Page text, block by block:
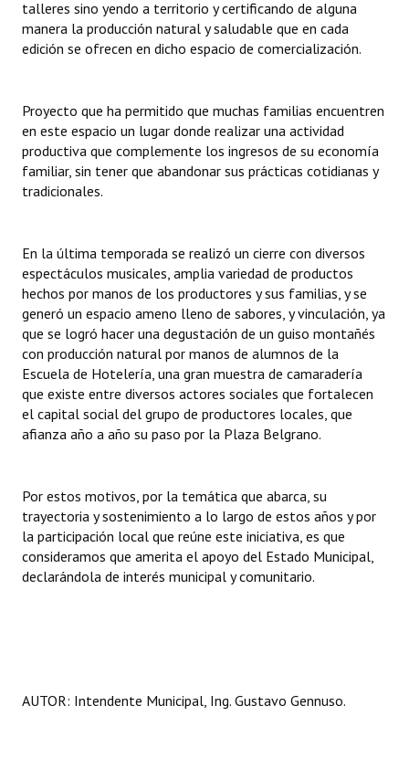
talleres sino yendo a territorio y certificando de alguna
manera la producción natural y saludable que en cada
edición se ofrecen en dicho espacio de comercialización.
Proyecto que ha permitido que muchas familias encuentren
en este espacio un lugar donde realizar una actividad
productiva que complemente los ingresos de su economía
familiar, sin tener que abandonar sus prácticas cotidianas y
tradicionales.
En la última temporada se realizó un cierre con diversos
espectáculos musicales, amplia variedad de productos
hechos por manos de los productores y sus familias, y se
generó un espacio ameno lleno de sabores, y vinculación, ya
que se logró hacer una degustación de un guiso montañés
con producción natural por manos de alumnos de la
Escuela de Hotelería, una gran muestra de camaradería
que existe entre diversos actores sociales que fortalecen
el capital social del grupo de productores locales, que
afianza año a año su paso por la Plaza Belgrano.
Por estos motivos, por la temática que abarca, su
trayectoria y sostenimiento a lo largo de estos años y por
la participación local que reúne este iniciativa, es que
consideramos que amerita el apoyo del Estado Municipal,
declarándola de interés municipal y comunitario.
AUTOR: Intendente Municipal, Ing. Gustavo Gennuso.